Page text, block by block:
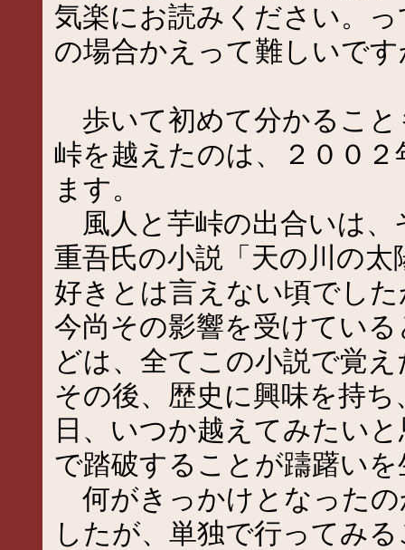
気楽にお読みください。
の場合かえって難しいで
歩いて初めて分かること
峠を越えたのは、２００
ます。
風人と芋峠の出合いは、
重吾氏の小説「天の川の
好きとは言えない頃でし
今尚その影響を受けてい
どは、全てこの小説で覚
その後、歴史に興味を持
日、いつか越えてみたい
で踏破することが躊躇い
何がきっかけとなった
したが、単独で行ってみ